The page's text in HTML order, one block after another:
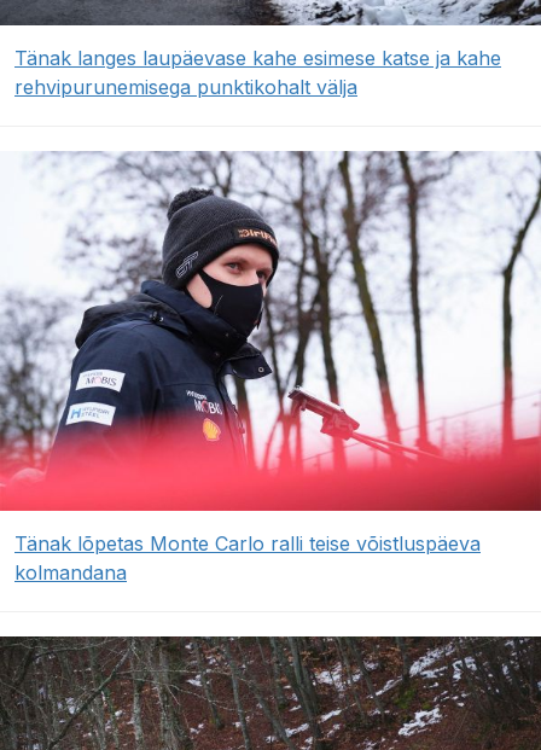
Tänak langes laupäevase kahe esimese katse ja kahe
rehvipurunemisega punktikohalt välja
Tänak lõpetas Monte Carlo ralli teise võistluspäeva
kolmandana